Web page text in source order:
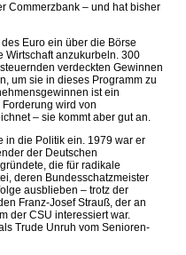
Commerzbank – und hat bisher
Euro ein über die Börse
Wirtschaft anzukurbeln. 300
verdeckten Gewinnen
um sie in dieses Programm zu
ist ein
wird von
– sie kommt aber gut an.
in die Politik ein. 1979 war er
der Deutschen
die für radikale
deren Bundesschatzmeister
ausblieben – trotz der
Franz-Josef Strauß, der an
der CSU interessiert war.
Trude Unruh vom Senioren-